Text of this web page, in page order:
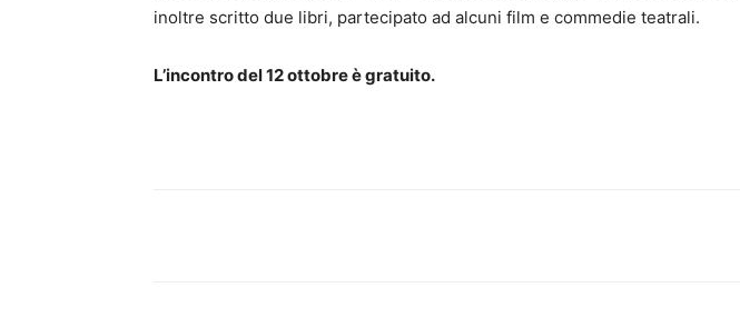
inoltre scritto due libri, partecipato ad alcuni film e commedie teatrali.
L’incontro del 12 ottobre è gratuito.